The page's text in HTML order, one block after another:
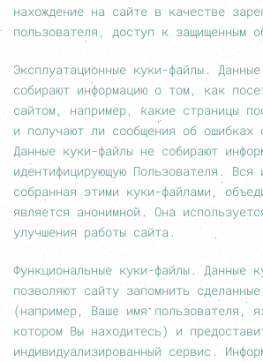
нахождение на сайте в качестве
пользователя, доступ к защищенным
Эксплуатационные куки-файлы.
собирают информацию о том, как
сайтом, например, какие страницы
и получают ли сообщения об ошибках
Данные куки-файлы не собирают
идентифицирующую Пользователя. Вся
собранная этими куки-файлами,
является анонимной. Она
улучшения работы сайта.
Функциональные куки-файлы. Данные
позволяют сайту запомнить
(например, Ваше имя пользователя,
котором Вы находитесь) и
индивидуализированный сервис.